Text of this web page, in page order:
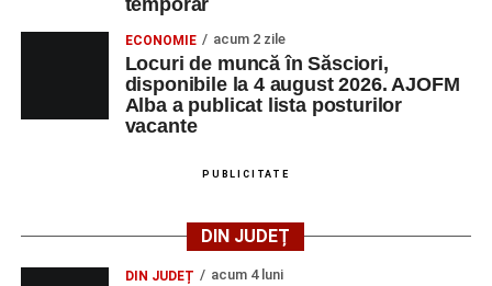
cea de-a III-a ediție a concursului „CicloAventurier
de Sebeș”
Primul concert din cadrul String Symphonic Camp
2026 a adus emoție și aplauze la Sebeș
Măcinic pot fi admirate la Primăria Sebeș
ECONOMIE acum 2 zile
Locuri de muncă în Săsciori,
disponibile la 4 august 2026. AJOFM
Alba a publicat lista posturilor
vacante
PUBLICITATE
DIN JUDEȚ
DIN JUDEȚ acum 4 luni